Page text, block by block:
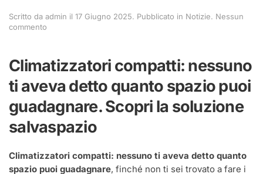
Scritto da admin il 17 Giugno 2025. Pubblicato in Notizie. Nessun
commento
nessuno
ti
detto
spazio
guadagnare
Climatizzatori compatti: nessuno
ti aveva detto quanto spazio puoi
guadagnare. Scopri la soluzione
salvaspazio
Climatizzatori compatti: nessuno ti aveva detto quanto
spazio puoi guadagnare, finché non ti sei trovato a fare i